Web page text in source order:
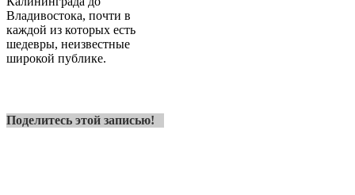
Владивостока, почти в
каждой из которых есть
шедевры, неизвестные
широкой публике.
Поделитесь этой записью!